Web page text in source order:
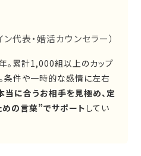
ン代表・婚活カウンセラー）
。累計1,000組以上のカップ
条件や一時的な感情に左右
当に合うお相手を見極め、定
の言葉”でサポート してい